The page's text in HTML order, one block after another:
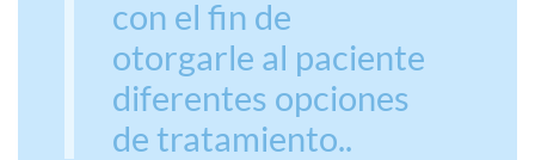
con el fin de
otorgarle al paciente
diferentes opciones
de tratamiento..